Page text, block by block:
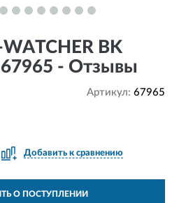
BK
67965 - Отзывы
Артикул: 67965
Добавить к сравнению
О ПОСТУПЛЕНИИ